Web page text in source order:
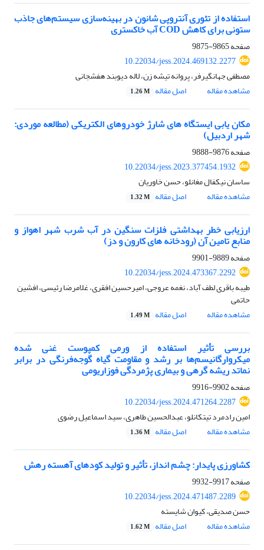
استفاده از تئوری آنتروپی شانون در بهینه‌سازی سیستم‌های جاذب
ستونی برای کاهش COD آب خاکستری
صفحه9865-9875
10.22034/jess.2024.469132.2277
مصطفی جهانگیرفر، پروانه تیشه زن، لاله دیوبند هفشجانی
مشاهده مقاله
اصل مقاله 1.26 M
مکان یابی ایستگاه های شارژ خودروهای الکتریکی (مطالعه موردی:
شهر اردبیل)
صفحه9876-9888
10.22034/jess.2023.377454.1932
ساسان نیکفال مغانلو، حسن خاوریان
مشاهده مقاله
اصل مقاله 1.32 M
ارزیابی خطر بهداشتی فلزات سنگین در آب شرب شهر اهواز و
منابع تامین آن (رودخانه های کارون و دز)
صفحه9889-9901
10.22034/jess.2024.473367.2292
طیبه باقری لطف آباد، نغمه عروجی، امیرحسین افقری، غلامرضا رئیسی، افشین
حاتمی
مشاهده مقاله
اصل مقاله 1.49 M
بررسی تأثیر استفاده از ورمی کمپوست غنی شده
میکروارگانیسم‌ها بر رشد و مقاومت گیاه گوجه‌فرنگی در برابر
نماتد ریشه گرهی و بیماری پژمردگی فوزاریومی
صفحه9902-9916
10.22034/jess.2024.471264.2287
امین رادمرد تیتکانلو، عبدالحسین طاهری، سید اسماعیل رضوی
مشاهده مقاله
اصل مقاله 1.36 M
کشاورزی پایدار: چشم انداز، تأثیر و تولید کودهای آهسته رهش
صفحه9917-9932
10.22034/jess.2024.471487.2289
حسن صدیقی، کیوان شایسته
مشاهده مقاله
اصل مقاله 1.62 M